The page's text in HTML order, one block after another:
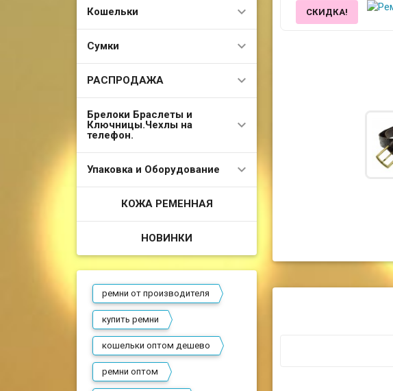
Кошельки
Сумки
РАСПРОДАЖА
Брелоки Браслеты и
Ключницы.Чехлы на
телефон.
Упаковка и Оборудование
КОЖА РЕМЕННАЯ
НОВИНКИ
ремни от производителя
купить ремни
кошельки оптом дешево
ремни оптом
СКИДКА!